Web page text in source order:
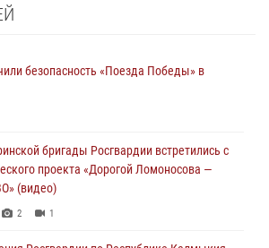
безопасность «Поезда Победы» в
бригады Росгвардии встретились с
проекта «Дорогой Ломоносова —
(видео)
2 1